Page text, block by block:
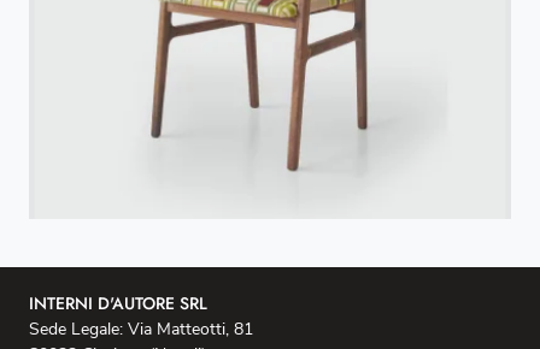
INTERNI D'AUTORE SRL
Sede Legale: Via Matteotti, 81